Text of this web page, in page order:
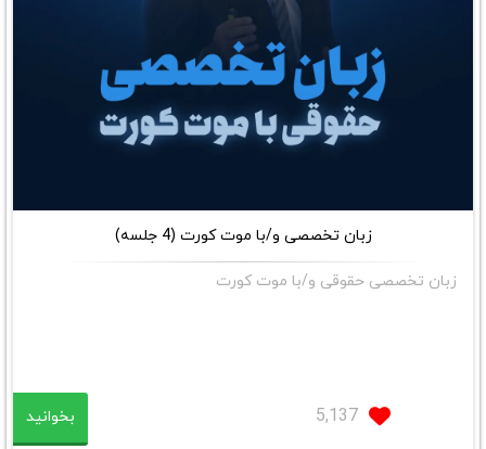
زبان تخصصی و/با موت کورت (4 جلسه)
زبان تخصصی حقوقی و/با موت کورت
5,137 بخوانید